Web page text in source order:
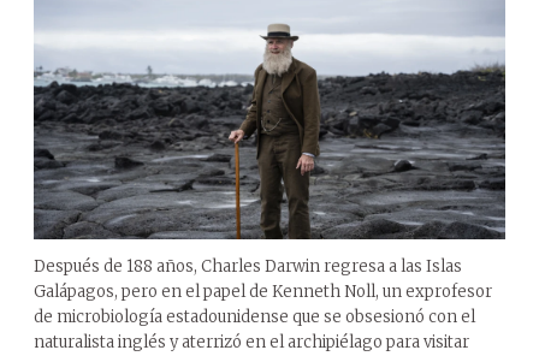
Después de 188 años, Charles Darwin regresa a las Islas
Galápagos, pero en el papel de Kenneth Noll, un exprofesor
de microbiología estadounidense que se obsesionó con el
naturalista inglés y aterrizó en el archipiélago para visitar